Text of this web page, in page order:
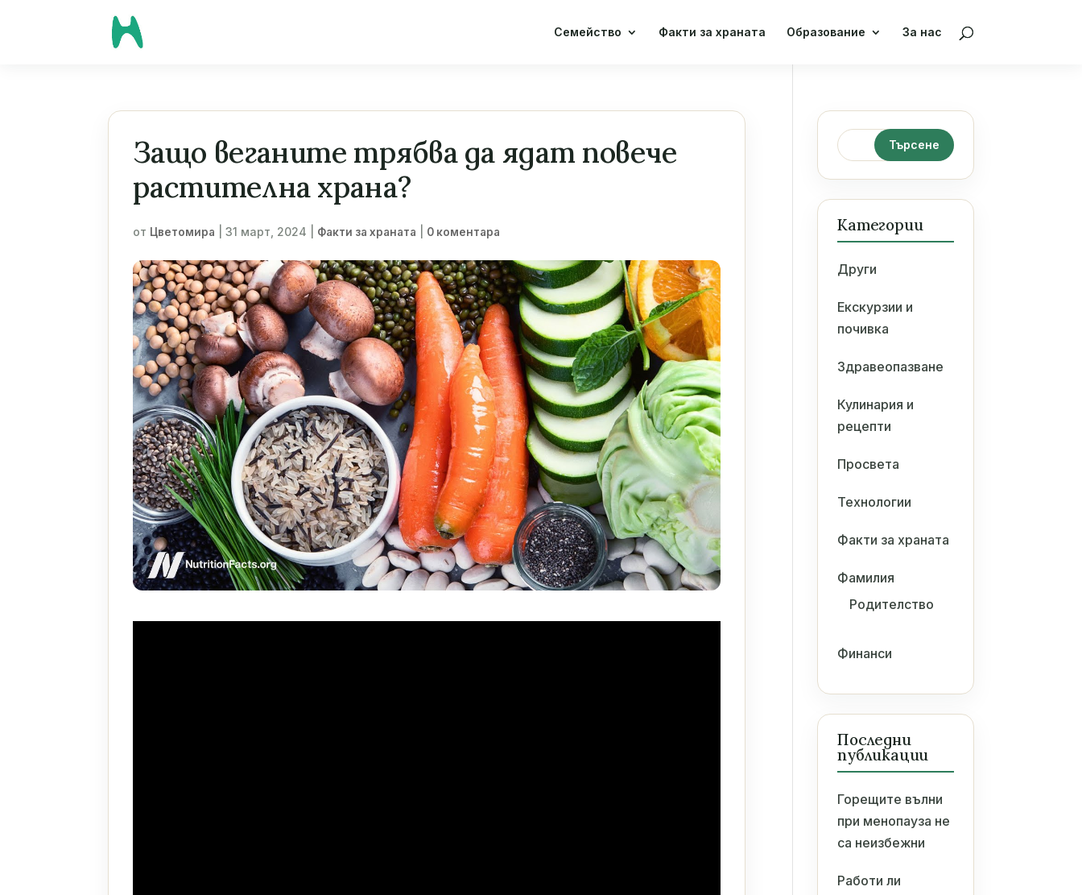
Семейство Факти за храната Образование За нас
Защо веганите трябва да ядат повече
растителна храна?
от Цветомира |31 март, 2024 Факти за храната 0 коментара Категории
Други
Екскурзии и
почивка
Здравеопазване
Кулинария и
рецепти
Просвета
Технологии
Факти за храната
Фамилия
Родителство
Финанси
Последни
публикации
Горещите вълни
при менопауза не
са неизбежни
Работи ли